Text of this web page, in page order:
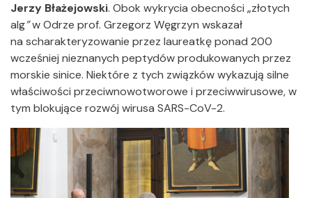
Jerzy Błażejowski. Obok wykrycia obecności „złotych
alg”w Odrze prof. Grzegorz Węgrzyn wskazał
na scharakteryzowanie przez laureatkę ponad 200
wcześniej nieznanych peptydów produkowanych przez
morskie sinice. Niektóre z tych związków wykazują silne
właściwości przeciwnowotworowe i przeciwwirusowe, w
tym blokujące rozwój wirusa SARS-CoV-2.